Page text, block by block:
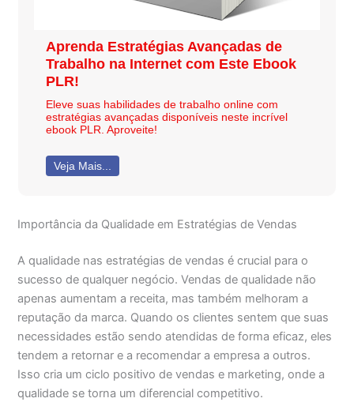
Aprenda Estratégias Avançadas de
Trabalho na Internet com Este Ebook
PLR!
Eleve suas habilidades de trabalho online com
estratégias avançadas disponíveis neste incrível
ebook PLR. Aproveite!
Veja Mais...
Importância da Qualidade em Estratégias de Vendas
A qualidade nas estratégias de vendas é crucial para o
sucesso de qualquer negócio. Vendas de qualidade não
apenas aumentam a receita, mas também melhoram a
reputação da marca. Quando os clientes sentem que suas
necessidades estão sendo atendidas de forma eficaz, eles
tendem a retornar e a recomendar a empresa a outros.
Isso cria um ciclo positivo de vendas e marketing, onde a
qualidade se torna um diferencial competitivo.